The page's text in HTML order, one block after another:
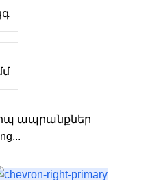
ապրանքներ